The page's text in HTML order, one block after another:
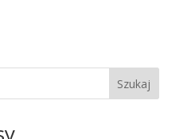
Szukaj